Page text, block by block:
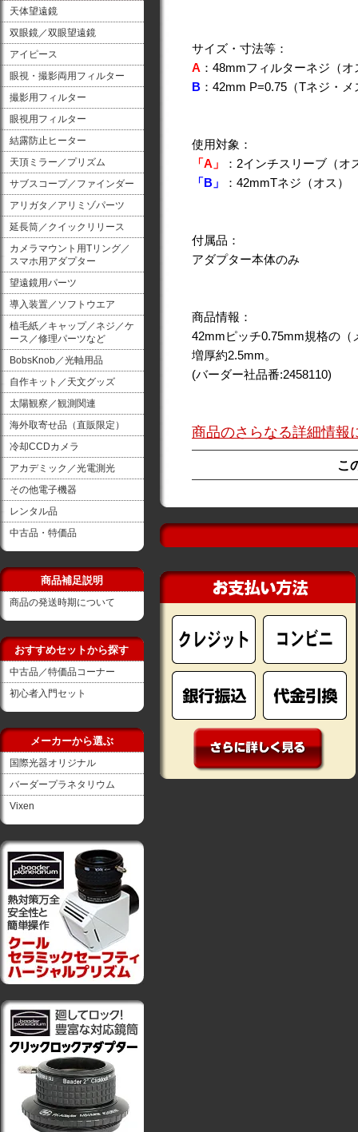
天体望遠鏡
双眼鏡／双眼望遠鏡
アイピース
眼視・撮影両用フィルター
撮影用フィルター
眼視用フィルター
結露防止ヒーター
天頂ミラー／プリズム
サブスコープ／ファインダー
アリガタ／アリミゾパーツ
延長筒／クイックリリース
カメラマウント用Tリング／
スマホ用アダプター
望遠鏡用パーツ
導入装置／ソフトウエア
植毛紙／キャップ／ネジ／ケ
ース／修理パーツなど
BobsKnob／光軸用品
自作キット／天文グッズ
太陽観察／観測関連
海外取寄せ品（直販限定）
冷却CCDカメラ
アカデミック／光電測光
その他電子機器
レンタル品
中古品・特価品
商品補足説明
商品の発送時期について
おすすめセットから探す
中古品／特価品コーナー
初心者入門セット
メーカーから選ぶ
国際光器オリジナル
バーダープラネタリウム
Vixen
サイズ・寸法等：
A ：48mmフィルターネジ（オ
B ：42mm P=0.75（Tネジ・メ
使用対象：
「A」
：2インチスリーブ（オ
「B」
：42mmTネジ（オス）
付属品：
アダプター本体のみ
商品情報：
42mmピッチ0.75mm規格の
増厚約2.5mm。
(バーダー社品番:2458110)
商品のさらなる詳細情報
こ